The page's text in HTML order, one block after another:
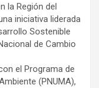
la Región del
iniciativa liderada
Sostenible
de Cambio
el Programa de
(PNUMA),